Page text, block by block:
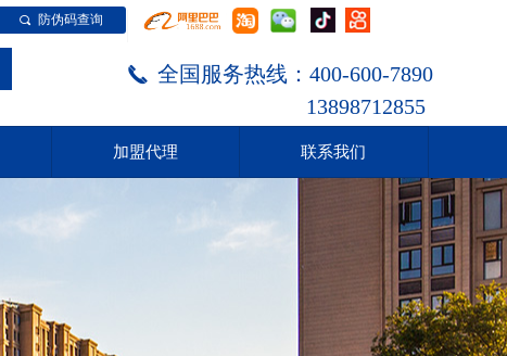
加盟代理 联系我们
끠 防伪码查询
끅 全国服务热线：400-600-7890
13898712855
加盟代理 联系我们